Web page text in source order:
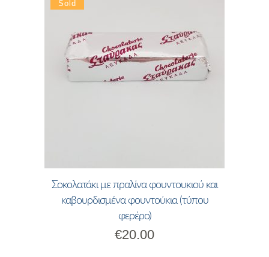
Σοκολατάκι με πραλίνα φουντουκιού και
καβουρδισμένα φουντούκια (τύπου
φερέρο)
€20.00